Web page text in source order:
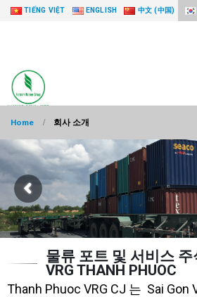
TIẾNG VIỆT ENGLISH 中文 (中国)
Home 회사 소개
물류 포트 및 서비스 주
VRG THANH PHUOC
Thanh Phuoc VRG CJ 는 Sai Gon